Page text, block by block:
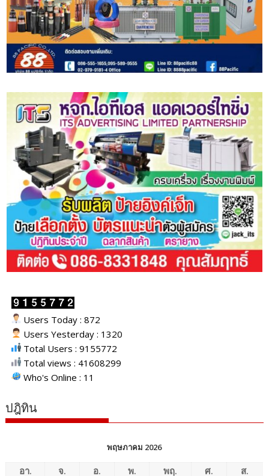
Users Today : 872
Users Yesterday : 1320
Total Users : 9155772
Total views : 41608299
Who's Online : 11
ปฎิทิน
พฤษภาคม 2026
อา. จ. อ. พ. พฤ. ศ.
ส.